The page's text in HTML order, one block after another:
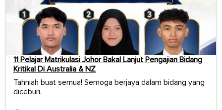
11 Pelajar Matrikulasi Johor Bakal Lanjut Pengajian Bidang
Kritikal Di Australia & NZ
Tahniah buat semua! Semoga berjaya dalam bidang yang
diceburi.